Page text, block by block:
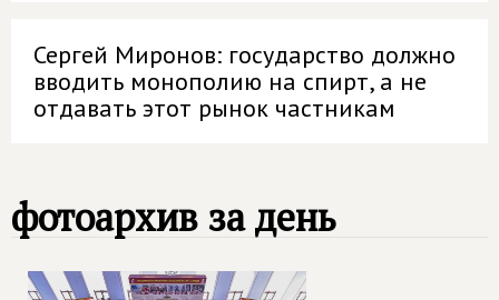
Сергей Миронов: государство должно
вводить монополию на спирт, а не
отдавать этот рынок частникам
фотоархив за день